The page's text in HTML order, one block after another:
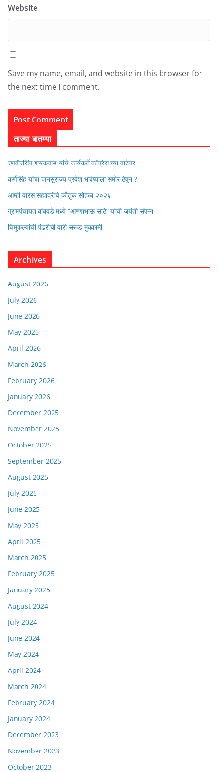
Website
Save my name, email, and website in this browser for
the next time I comment.
ताज्या बातम्या
रणवीरसिंग गायकवाड यांचे कार्यकर्ते कॉंग्रेस च्या वाटेवर
कर्णसिंह यांचा जनसुराज्य प्रवेश भविष्याला समोर ठेवून ?
आम्ही वारस सह्याद्रीचे कौतुक सोहळा २०२६
ग्रामपंचायत बांबवडे मध्ये “आण्णाभाऊ साठे” यांची जयंती संपन्न
चिमुकल्यांची पंढरीची वारी सरूड मुक्कामी
Archives
August 2026
July 2026
June 2026
May 2026
April 2026
March 2026
February 2026
January 2026
December 2025
November 2025
October 2025
September 2025
August 2025
July 2025
June 2025
May 2025
April 2025
March 2025
February 2025
January 2025
August 2024
July 2024
June 2024
May 2024
April 2024
March 2024
February 2024
January 2024
December 2023
November 2023
October 2023